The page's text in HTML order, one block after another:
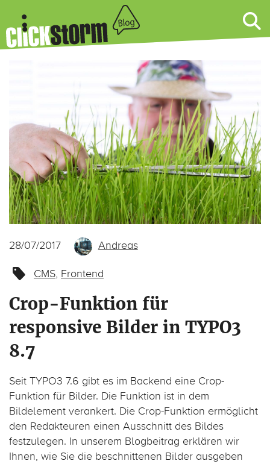
28/07/2017 Andreas
CMS Frontend
Crop-Funktion für
responsive Bilder in TYPO3
8.7
Seit TYPO3 7.6 gibt es im Backend eine Crop-
Funktion für Bilder. Die Funktion ist in dem
Bildelement verankert. Die Crop-Funktion ermöglicht
den Redakteuren einen Ausschnitt des Bildes
festzulegen. In unserem Blogbeitrag erklären wir
Ihnen, wie Sie die beschnittenen Bilder ausgeben